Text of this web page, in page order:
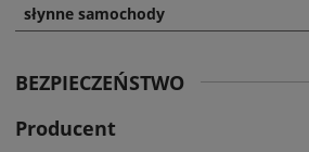
słynne samochody
BEZPIECZEŃSTWO
Producent